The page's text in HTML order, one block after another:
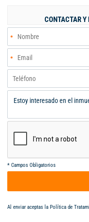
CONTACTAR Y
* Campos Obligatorios
Al enviar aceptas la Política de